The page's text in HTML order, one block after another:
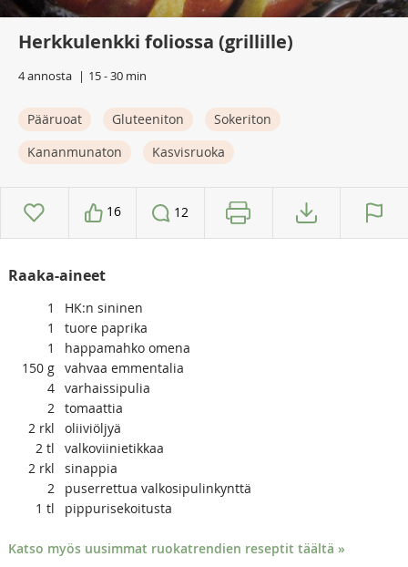
Herkkulenkki foliossa (grillille)
4 annosta 15 - 30 min
Pääruoat Gluteeniton
Sokeriton
Kananmunaton
Kasvisruoka
16 12
Raaka-aineet
1
HK:n sininen
1
tuore paprika
1
happamahko omena
150 g vahvaa emmentalia
4 varhaissipulia
2 tomaattia
2 rkl
oliiviöljyä
2 tl
valkoviinietikkaa
2 rkl
sinappia
2
puserrettua valkosipulinkynttä
1 tl pippurisekoitusta
Katso myös uusimmat ruokatrendien reseptit täältä »